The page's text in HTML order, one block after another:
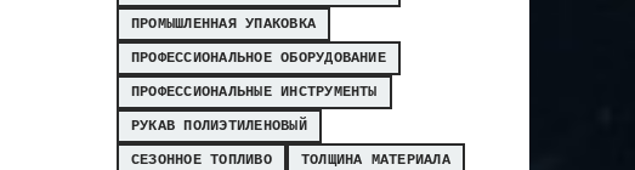
ПРОМЫШЛЕННАЯ УПАКОВКА
ПРОФЕССИОНАЛЬНОЕ ОБОРУДОВАНИЕ
ПРОФЕССИОНАЛЬНЫЕ ИНСТРУМЕНТЫ
РУКАВ ПОЛИЭТИЛЕНОВЫЙ
СЕЗОННОЕ ТОПЛИВО
ТОЛЩИНА МАТЕРИАЛА